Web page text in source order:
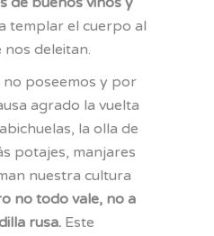
templar el cuerpo al
nos deleitan.
no poseemos y por
agrado la vuelta
la olla de
potajes, manjares
nuestra cultura
no todo vale, no a
rusa. Este